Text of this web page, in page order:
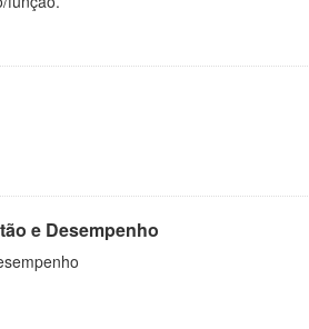
e Desempenho